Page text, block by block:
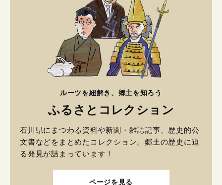
ルーツを紐解き、郷土を知ろう
ふるさとコレクション
石川県にまつわる資料や新聞・雑誌記事、歴史的公
文書などをまとめたコレクション。郷土の歴史に迫
る発見が詰まっています！
ページを見る